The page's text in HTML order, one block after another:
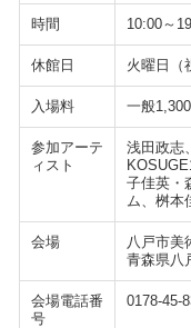
時間 10:00～
休館日 火曜日（
入場料 一般
参加アーテ
ィスト
浅田政志
子佳英・
ム、桝本
会場
八戸市美
青森県八
会場電話番
号
0178-45-